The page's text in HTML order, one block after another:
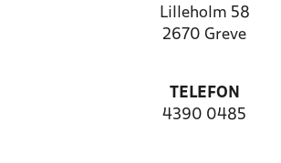
Lilleholm 58
2670 Greve
TELEFON
4390 0485